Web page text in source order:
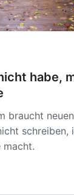
habe,
braucht
schreiben,
macht.